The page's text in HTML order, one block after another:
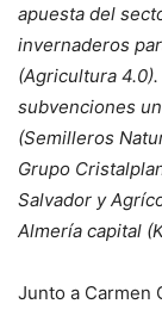
apuesta del
invernaderos
(Agricultura
subvenciones
(Semilleros
Grupo
Salvador y
Almería capital
Junto a Carmen